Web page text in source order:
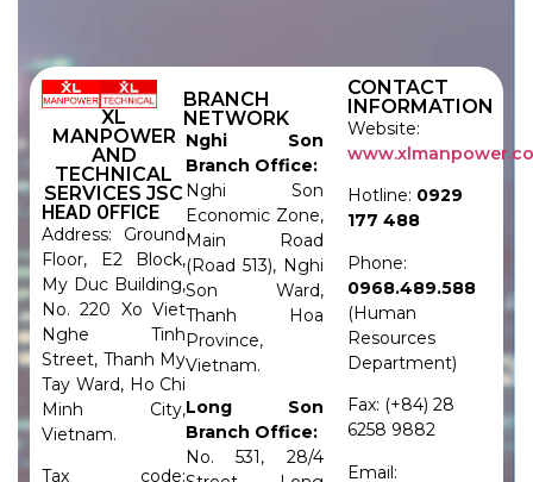
XL
MANPOWER
AND
TECHNICAL
SERVICES JSC
HEAD OFFICE
Address: Ground
Floor, E2 Block,
My Duc Building,
No. 220 Xo Viet
Nghe Tinh
Street, Thanh My
Tay Ward, Ho Chi
Minh City,
Vietnam.
Tax code:
BRANCH
NETWORK
Nghi Son
Branch Office:
Nghi Son
Economic Zone,
Main Road
(Road 513), Nghi
Son Ward,
Thanh Hoa
Province,
Vietnam.
Long Son
Branch Office:
No. 531, 28/4
CONTACT
INFORMATION
Website:
Hotline: 0929
177 488
Phone:
0968.489.588
(Human
Resources
Department)
Fax: (+84) 28
6258 9882
Email: